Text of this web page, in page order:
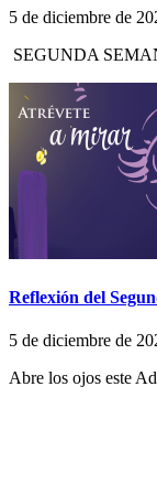
5 de diciembre de
SEGUNDA
Reflexión del
5 de diciembre de
Abre los ojos este